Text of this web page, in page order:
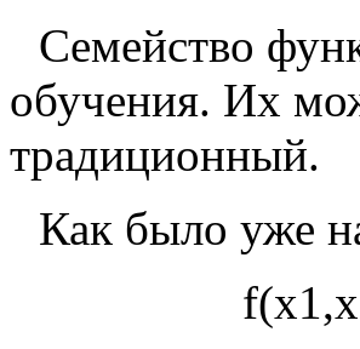
Семейство
обучения. Их
традиционный.
Как было уже
f(x1,x